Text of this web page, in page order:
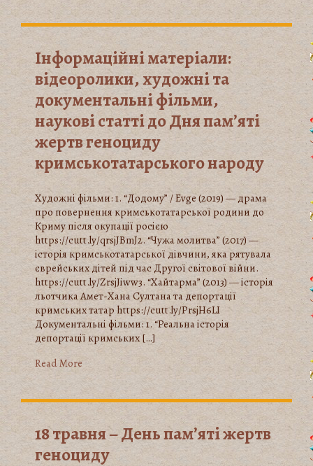
Інформаційні матеріали:
відеоролики, художні та
документальні фільми,
наукові статті до Дня пам’яті
жертв геноциду
кримськотатарського народу
Художні фільми: 1. “Додому” / Evge (2019) — драма
про повернення кримськотатарської родини до
Криму після окупації росією
https://cutt.ly/qrsjJBmJ2. “Чужа молитва” (2017) —
історія кримськотатарської дівчини, яка рятувала
єврейських дітей під час Другої світової війни.
https://cutt.ly/ZrsjJiww3. “Хайтарма” (2013) — історія
льотчика Амет-Хана Султана та депортації
кримських татар https://cutt.ly/PrsjH6LI
Документальні фільми: 1. “Реальна історія
депортації кримських […]
Read More
18 травня – День пам’яті жертв
геноциду